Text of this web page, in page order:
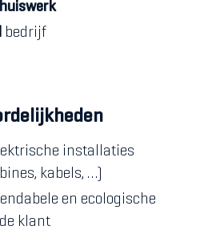
bedrijf
installaties
kabels, …)
en ecologische
klant